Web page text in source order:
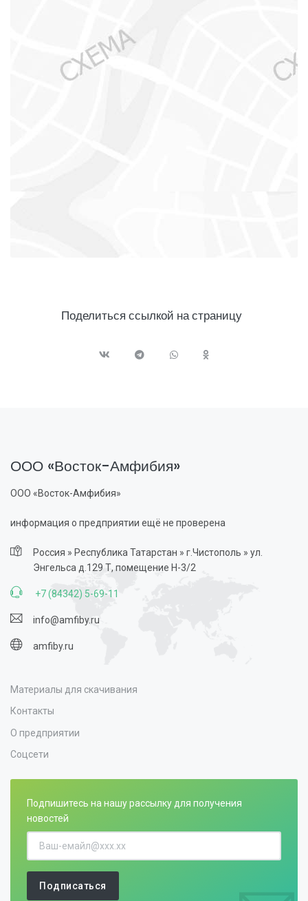
Поделиться ссылкой на страницу
ООО «Восток-Амфибия»
ООО «Восток-Амфибия»
информация о предприятии ещё не проверена
Россия » Республика Татарстан » г.Чистополь » ул.
Энгельса д.129 Т, помещение Н-3/2
+7 (84342) 5-69-11
info@amfiby.ru
amfiby.ru
Материалы для скачивания
Контакты
О предприятии
Соцсети
Подпишитесь на нашу рассылку для получения
новостей
Подписаться